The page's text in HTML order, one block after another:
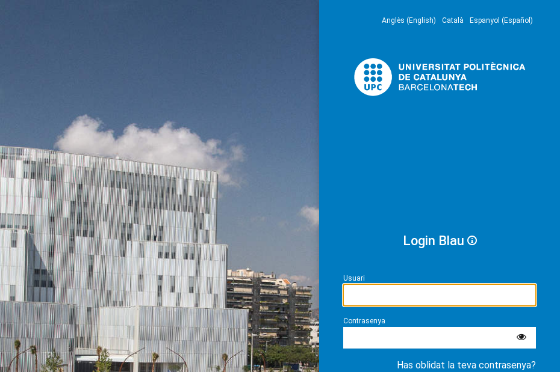
Anglès (English) Català Espanyol (Español)
Login Blau
Usuari
Contrasenya
Has oblidat la teva contrasenya?